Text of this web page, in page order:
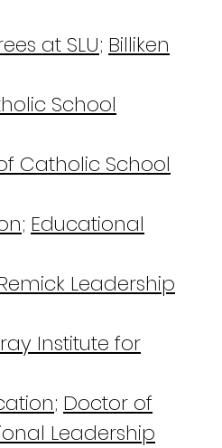
at SLU; Billiken
School
Catholic School
; Educational
Leadership
Institute for
; Doctor of
Leadership